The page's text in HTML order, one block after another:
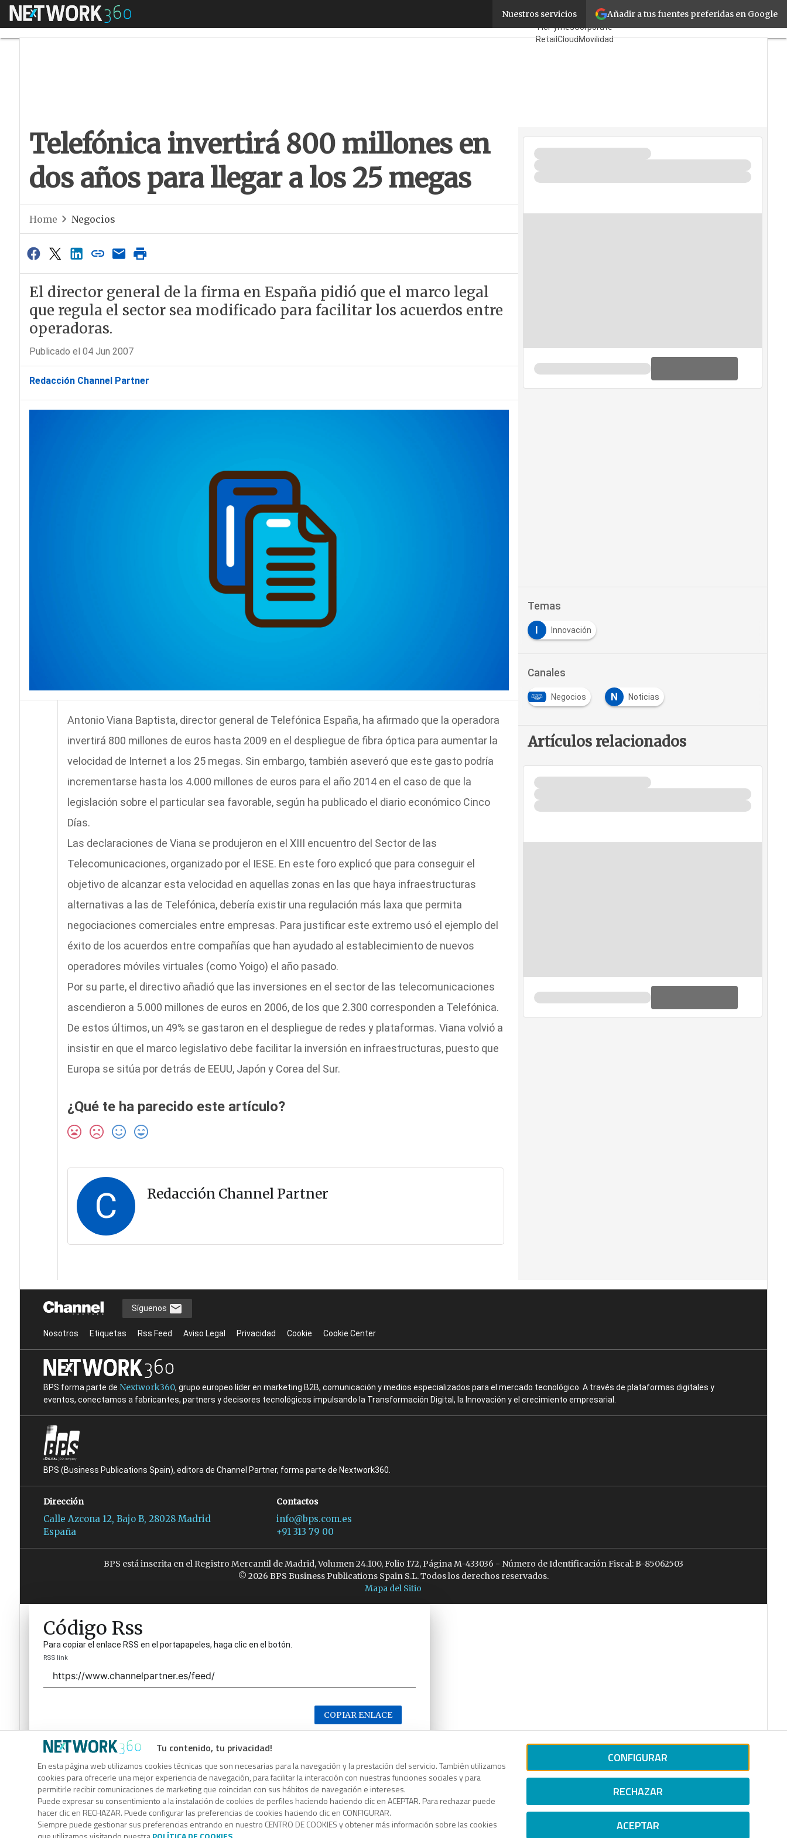
Añadir a tus fuentes preferidas en Google
Nuestros servicios
Menú Telefónica invertirá 800 millones en dos años para llegar a los 25 megasFabricantes
Mayoristas
TicPymesCorporate
RetailCloudMovilidad
Telefónica invertirá 800 millones en
dos años para llegar a los 25 megas
Home Negocios
El director general de la firma en España pidió que el marco legal
que regula el sector sea modificado para facilitar los acuerdos entre
operadoras.
Publicado el 04 Jun 2007
Redacción Channel Partner
Antonio Viana Baptista, director general de Telefónica España, ha afirmado que la operadora
invertirá 800 millones de euros hasta 2009 en el despliegue de fibra óptica para aumentar la
velocidad de Internet a los 25 megas. Sin embargo, también aseveró que este gasto podría
incrementarse hasta los 4.000 millones de euros para el año 2014 en el caso de que la
legislación sobre el particular sea favorable, según ha publicado el diario económico Cinco
Días.
Las declaraciones de Viana se produjeron en el XIII encuentro del Sector de las
Telecomunicaciones, organizado por el IESE. En este foro explicó que para conseguir el
objetivo de alcanzar esta velocidad en aquellas zonas en las que haya infraestructuras
alternativas a las de Telefónica, debería existir una regulación más laxa que permita
negociaciones comerciales entre empresas. Para justificar este extremo usó el ejemplo del
éxito de los acuerdos entre compañías que han ayudado al establecimiento de nuevos
operadores móviles virtuales (como Yoigo) el año pasado.
Por su parte, el directivo añadió que las inversiones en el sector de las telecomunicaciones
ascendieron a 5.000 millones de euros en 2006, de los que 2.300 corresponden a Telefónica.
De estos últimos, un 49% se gastaron en el despliegue de redes y plataformas. Viana volvió a
insistir en que el marco legislativo debe facilitar la inversión en infraestructuras, puesto que
Europa se sitúa por detrás de EEUU, Japón y Corea del Sur.
¿Qué te ha parecido este artículo?
C Redacción Channel Partner
Temas
Innovación
Canales
Negocios N Noticias
Artículos relacionados
Tu contenido, tu privacidad!
En esta página web utilizamos cookies técnicas que son necesarias para la navegación y la prestación del servicio. También utilizamos
cookies para ofrecerle una mejor experiencia de navegación, para facilitar la interacción con nuestras funciones sociales y para
permitirle recibir comunicaciones de marketing que coincidan con sus hábitos de navegación e intereses.
Puede expresar su consentimiento a la instalación de cookies de perfiles haciendo haciendo clic en ACEPTAR. Para rechazar puede
hacer clic en RECHAZAR. Puede configurar las preferencias de cookies haciendo clic en CONFIGURAR.
Siempre puede gestionar sus preferencias entrando en nuestro CENTRO DE COOKIES y obtener más información sobre las cookies
CONFIGURAR
RECHAZAR
ACEPTAR
Síguenos
Nosotros Etiquetas Rss Feed Aviso Legal Privacidad Cookie Cookie Center
BPS forma parte de Nextwork360, grupo europeo líder en marketing B2B, comunicación y medios especializados para el mercado tecnológico. A través de plataformas digitales y
eventos, conectamos a fabricantes, partners y decisores tecnológicos impulsando la Transformación Digital, la Innovación y el crecimiento empresarial.
BPS (Business Publications Spain), editora de Channel Partner, forma parte de Nextwork360.
Dirección
Calle Azcona 12, Bajo B, 28028 Madrid
España
Contactos
info@bps.com.es
+91 313 79 00
BPS está inscrita en el Registro Mercantil de Madrid, Volumen 24.100, Folio 172, Página M-433036 - Número de Identificación Fiscal: B-85062503
© 2026 BPS Business Publications Spain S.L. Todos los derechos reservados.
Mapa del Sitio
Código Rss
Para copiar el enlace RSS en el portapapeles, haga clic en el botón.
RSS link
COPIAR ENLACE
Código Rss
Para copiar el enlace RSS en el portapapeles, haga clic en el botón.